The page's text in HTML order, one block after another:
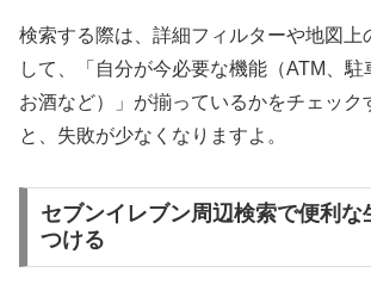
検索する際は、詳細フィルターや地図上
して、「自分が今必要な機能（ATM、駐
お酒など）」が揃っているかをチェック
と、失敗が少なくなりますよ。
セブンイレブン周辺検索で便利な
つける